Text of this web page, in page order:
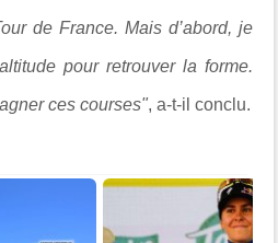
de France. Mais d’abord, je
pour retrouver la forme.
ces courses", a-t-il conclu.